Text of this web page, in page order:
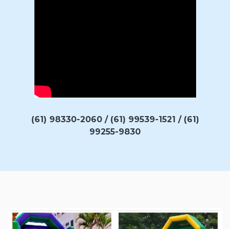
(61) 98330-2060 / (61) 99539-1521 / (61)
99255-9830